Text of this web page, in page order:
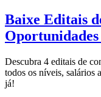
Baixe Editais
Descubra 4 editais de
todos os níveis, salários
já!